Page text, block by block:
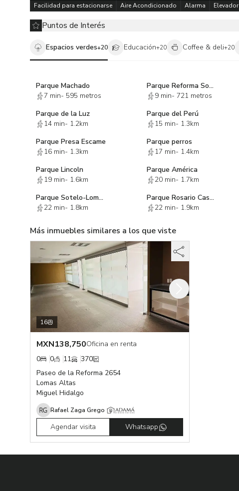
Facilidad para estacionarse Aire Acondicionado Alarma Elevador
Puntos de Interés
Espacios verdes+20 Educación+20 Coffee & deli+20
Parque Machado
7 min- 595 metros
Parque Reforma Social
9 min-721 metros
Parque de la Luz
14 min- 1.2km
Parque del Perú
15 min- 1.3km
Parque Presa Escame
16 min- 1.3km
Parque perros
17 min- 1.4km
Parque Lincoln
19 min- 1.6km
Parque América
20 min- 1.7km
Parque Sotelo-Loma Hermosa
22 min- 1.8km
Parque Rosario Castellanos
22 min- 1.9km
Más inmuebles similares a los que viste
16
MXN138,750Oficina en renta
0
0 11
370
Paseo de la Reforma 2654
Lomas Altas
Miguel Hidalgo
Rafael Zaga Grego
Agendar visita Whatsapp